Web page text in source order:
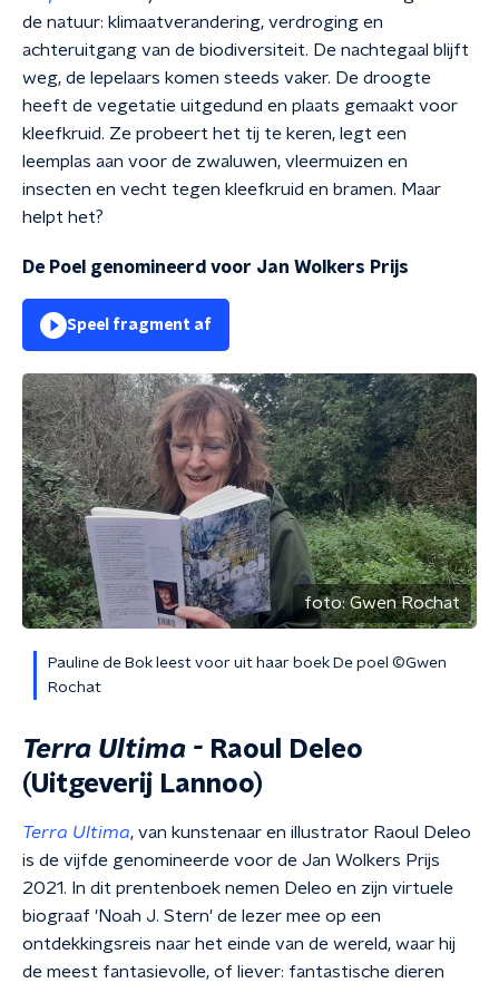
de natuur: klimaatverandering, verdroging en
achteruitgang van de biodiversiteit. De nachtegaal blijft
weg, de lepelaars komen steeds vaker. De droogte
heeft de vegetatie uitgedund en plaats gemaakt voor
kleefkruid. Ze probeert het tij te keren, legt een
leemplas aan voor de zwaluwen, vleermuizen en
insecten en vecht tegen kleefkruid en bramen. Maar
helpt het?
De Poel genomineerd voor Jan Wolkers Prijs
Speel fragment af
foto:Gwen Rochat
Pauline de Bok leest voor uit haar boek De poel ©Gwen
Rochat
Terra Ultima - Raoul Deleo
(Uitgeverij Lannoo)
Terra Ultima, van kunstenaar en illustrator Raoul Deleo
is de vijfde genomineerde voor de Jan Wolkers Prijs
2021. In dit prentenboek nemen Deleo en zijn virtuele
biograaf 'Noah J. Stern' de lezer mee op een
ontdekkingsreis naar het einde van de wereld, waar hij
de meest fantasievolle, of liever: fantastische dieren